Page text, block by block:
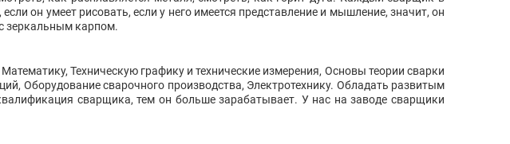
он умеет рисовать, если у него имеется представление и мышление, значит, он
зеркальным карпом.
Техническую графику и технические измерения, Основы теории сварки
Оборудование сварочного производства, Электротехнику. Обладать развитым
сварщика, тем он больше зарабатывает. У нас на заводе сварщики